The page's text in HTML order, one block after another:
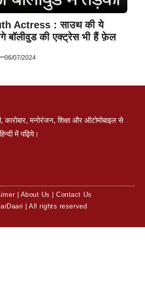
Actress : साउथ की ये
बॉलीवुड की एक्ट्रेस भी हैं फ़ेल
06/07/2024
मनोरंजन, शिक्षा और ऑटोमोबाइल से
में पढ़िये।
| All rights reserved
| About Us |Contact Us